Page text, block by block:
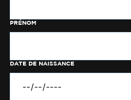
PRÉNOM
DATE DE NAISSANCE